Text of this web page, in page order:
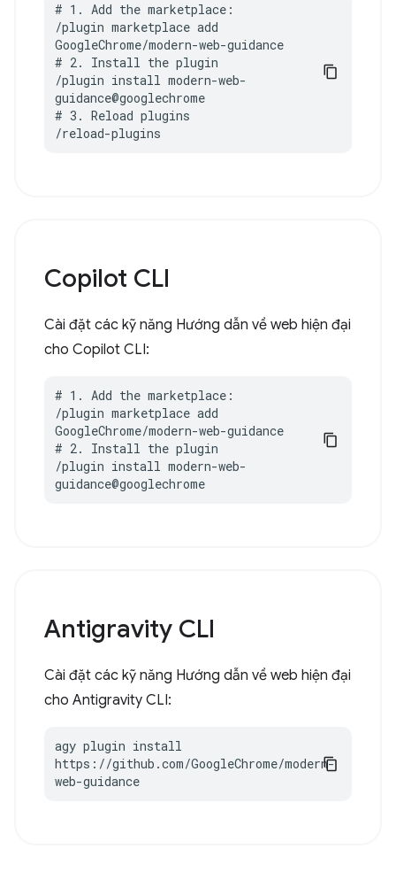
# 1. Add the marketplace:
/plugin marketplace add
GoogleChrome/modern-web-guidance
# 2. Install the plugin
/plugin install modern-web-
guidance@googlechrome
# 3. Reload plugins
/reload-plugins
Copilot CLI
Cài đặt các kỹ năng Hướng dẫn về web hiện đại
cho Copilot CLI:
# 1. Add the marketplace:
/plugin marketplace add
GoogleChrome/modern-web-guidance
# 2. Install the plugin
/plugin install modern-web-
guidance@googlechrome
Antigravity CLI
Cài đặt các kỹ năng Hướng dẫn về web hiện đại
cho Antigravity CLI:
agy plugin install
https://github.com/GoogleChrome/modern-
web-guidance